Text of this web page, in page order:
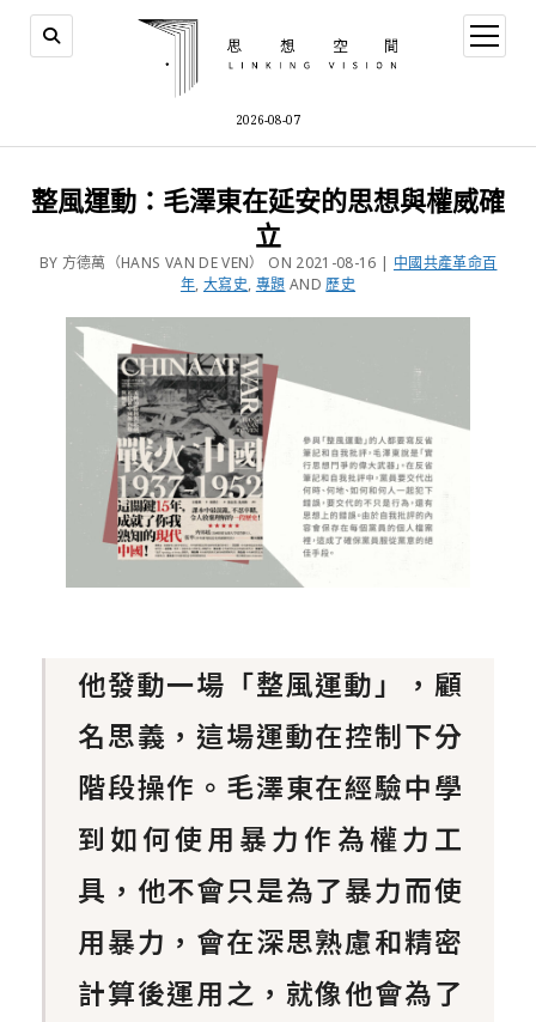
2026-08-07
整風運動：毛澤東在延安的思想與權威確
立
BY 方德萬（HANS VAN DE VEN） ON 2021-08-16 | 中國共產革命百
年, 大寫史, 專題 AND歷史
他發動一場「整風運動」，顧
名思義，這場運動在控制下分
階段操作。毛澤東在經驗中學
到如何使用暴力作為權力工
具，他不會只是為了暴力而使
用暴力，會在深思熟慮和精密
計算後運用之，就像他會為了